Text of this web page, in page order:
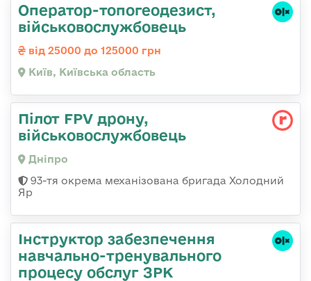
Оператор-топогеодезист,
військовослужбовець
від 25000 до 125000 грн
Київ, Київська область
Пілот FPV дрону,
військовослужбовець
Дніпро
93-тя окрема механізована бригада Холодний
Яр
Інструктор забезпечення
навчально-тренувального
процесу обслуг ЗРК